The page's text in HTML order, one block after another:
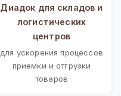
Диадок для складов и
логистических
центров
для ускорения процессов
приемки и отгрузки
товаров